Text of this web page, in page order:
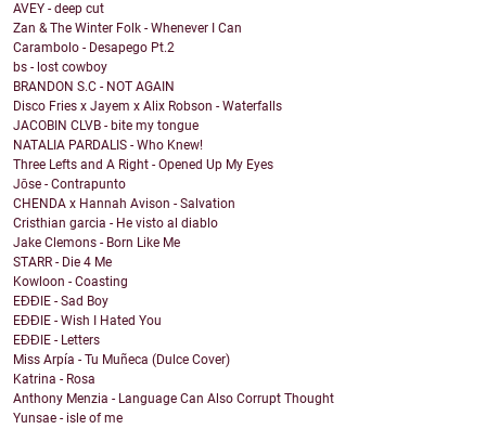
AVEY - deep cut
Zan & The Winter Folk - Whenever I Can
Carambolo - Desapego Pt.2
bs - lost cowboy
BRANDON S.C - NOT AGAIN
Disco Fries x Jayem x Alix Robson - Waterfalls
JACOBIN CLVB - bite my tongue
NATALIA PARDALIS - Who Knew!
Three Lefts and A Right - Opened Up My Eyes
Jōse - Contrapunto
CHENDA x Hannah Avison - Salvation
Cristhian garcia - He visto al diablo
Jake Clemons - Born Like Me
STARR - Die 4 Me
Kowloon - Coasting
EĐĐIE - Sad Boy
EĐĐIE - Wish I Hated You
EĐĐIE - Letters
Miss Arpía - Tu Muñeca (Dulce Cover)
Katrina - Rosa
Anthony Menzia - Language Can Also Corrupt Thought
Yunsae - isle of me